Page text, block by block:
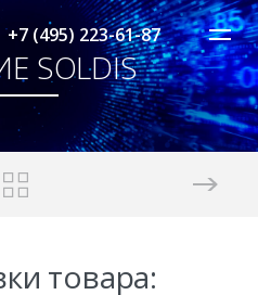
+7 (495) 223-61-87
SOLDIS
товара: